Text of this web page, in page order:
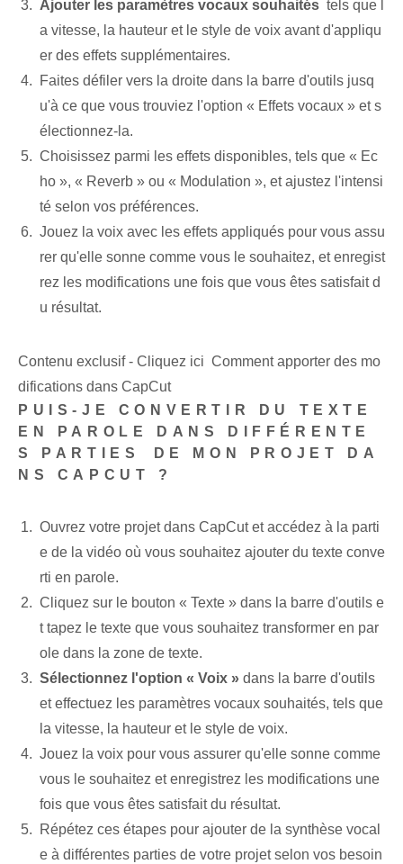
Ajouter les paramètres vocaux souhaités ‍ tels que l
a vitesse, la hauteur et le style de voix avant d'appliqu
er des effets supplémentaires.
Faites défiler vers la droite dans la barre d'outils jusq
u'à ce que vous trouviez l'option « Effets vocaux » et s
électionnez-la.
Choisissez parmi les effets disponibles, tels que « Ec
ho », « Reverb » ou « Modulation », et ajustez l'intensi
té selon vos préférences⁤.
Jouez la voix avec les effets appliqués pour vous assu
rer qu'elle sonne comme vous le souhaitez, et enregist
rez les modifications une fois que vous êtes satisfait d
u résultat.
Contenu exclusif - Cliquez ici Comment apporter des mo
difications dans CapCut
PUIS-JE CONVERTIR DU TEXTE
EN PAROLE DANS DIFFÉRENTE
S PARTIES⁢ DE MON PROJET DA
NS CAPCUT ?
Ouvrez votre projet dans CapCut et accédez à la parti
e de la vidéo où vous souhaitez ajouter du texte conve
rti en parole.
Cliquez sur le bouton « Texte » dans la barre d'outils e
t tapez le texte que vous souhaitez transformer en par
ole dans la zone de texte.
Sélectionnez⁢ l'option « Voix » dans la barre d'outils
et effectuez les paramètres vocaux souhaités, tels que
la vitesse, la hauteur et le style de voix.
Jouez la voix pour vous assurer qu'elle sonne comme
vous le souhaitez et enregistrez les modifications une
fois que vous êtes satisfait du résultat.
Répétez ces étapes pour ajouter de la synthèse vocal
e à différentes parties de votre projet selon vos besoin